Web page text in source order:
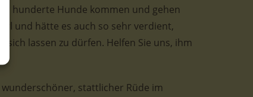
hunderte Hunde kommen und gehen
und hätte es auch so sehr verdient,
sich lassen zu dürfen. Helfen Sie uns, ihm
stattlicher Rüde im